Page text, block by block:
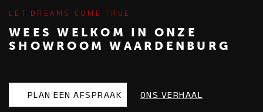
LET DREAMS COME TRUE
WEES WELKOM IN ONZE
SHOWROOM WAARDENBURG
PLAN EEN AFSPRAAK ONS VERHAAL